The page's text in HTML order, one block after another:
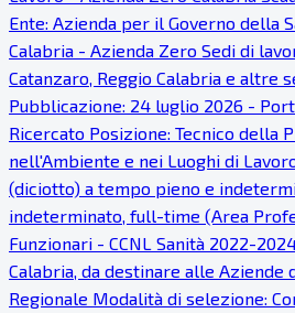
Ente: Azienda per il Governo della
Calabria - Azienda Zero Sedi di
Catanzaro, Reggio Calabria e altre
Pubblicazione: 24 luglio 2026 -
Ricercato Posizione: Tecnico della
nell'Ambiente e nei Luoghi di
(diciotto) a tempo pieno e
indeterminato, full-time (Area
Funzionari - CCNL Sanità 2022-
Calabria, da destinare alle Aziende
Regionale Modalità di selezione: